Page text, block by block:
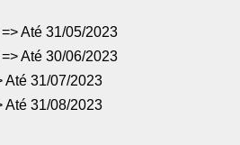
Até 31/05/2023
Até 30/06/2023
Até 31/07/2023
Até 31/08/2023